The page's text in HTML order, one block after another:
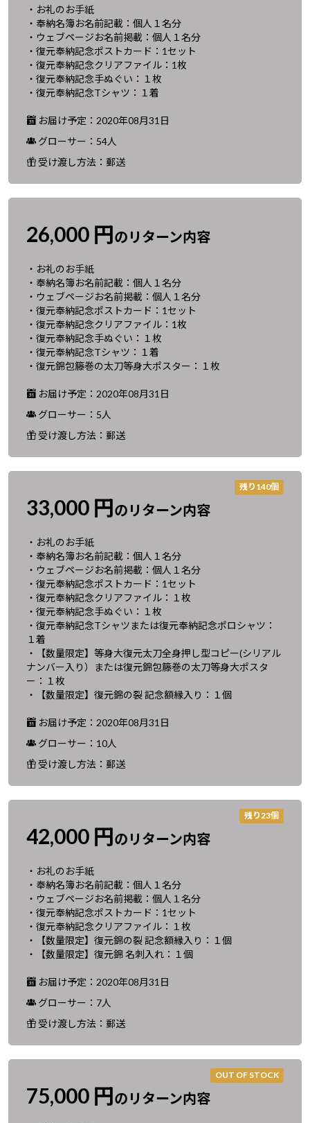
・お礼のお手紙
・奉納名簿お名前記載：個人１名分
・ウェブページお名前掲載：個人１名分
・復元奉納記念ポストカード：1セット
・復元奉納記念クリアファイル：1枚
・復元奉納記念手ぬぐい：１枚
・復元奉納記念Tシャツ：１着
お届け予定：2020年08月31日
グローサー：54人
受け渡し方法：郵送
26,000 円のリターン内容
・お礼のお手紙
・奉納名簿お名前記載：個人１名分
・ウェブページお名前掲載：個人１名分
・復元奉納記念ポストカード：1セット
・復元奉納記念クリアファイル：1枚
・復元奉納記念手ぬぐい：１枚
・復元奉納記念Tシャツ：１着
・復元錦包籐巻の太刀等身大ポスター：１枚
お届け予定：2020年08月31日
グローサー：5人
受け渡し方法：郵送
残り140個
33,000 円のリターン内容
・お礼のお手紙
・奉納名簿お名前記載：個人１名分
・ウェブページお名前掲載：個人１名分
・復元奉納記念ポストカード：1セット
・復元奉納記念クリアファイル：１枚
・復元奉納記念手ぬぐい：１枚
・復元奉納記念Tシャツまたは復元奉納記念ポロシャツ：
１着
・【数量限定】等身大復元太刀全身押し型コピー(シリアル
ナンバー入り）または復元錦包籐巻の太刀等身大ポスタ
ー：１枚
・【数量限定】復元錦の裂 記念額縁入り：１個
お届け予定：2020年08月31日
グローサー：10人
受け渡し方法：郵送
残り23個
42,000 円のリターン内容
・お礼のお手紙
・奉納名簿お名前記載：個人１名分
・ウェブページお名前掲載：個人１名分
・復元奉納記念ポストカード：1セット
・復元奉納記念クリアファイル：１枚
・【数量限定】復元錦の裂 記念額縁入り：１個
・【数量限定】復元錦 名刺入れ：１個
お届け予定：2020年08月31日
グローサー：7人
受け渡し方法：郵送
OUT OF STOCK
75,000 円のリターン内容